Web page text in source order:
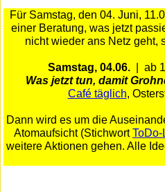
Für Samstag, den 04. Juni,
einer Beratung, was jetzt
nicht wieder ans Netz geht,
Samstag, 04.06.| ab
Was jetzt tun, damit
Café täglich,
Dann wird es um die
Atomaufsicht (StichwortToDo-
weitere Aktionen gehen. Alle